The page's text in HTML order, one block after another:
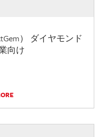
） ダイヤモンド
向け